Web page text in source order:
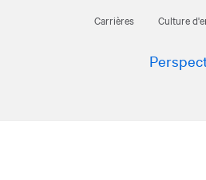
Carrières Culture